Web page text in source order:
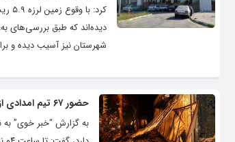
شهرستان نیز آسیب دیده و برای ترمیم و بازسازی
حضور ۶۷ تیم امدادی از شعب هلال احمر و تیم‌های واکنش سریع
به گزارش “خبر خوی” به